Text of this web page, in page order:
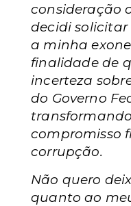
consideração
decidi solicitar
a minha
finalidade de
incerteza
do Governo
compromisso
corrupção.
Não quero
quanto ao